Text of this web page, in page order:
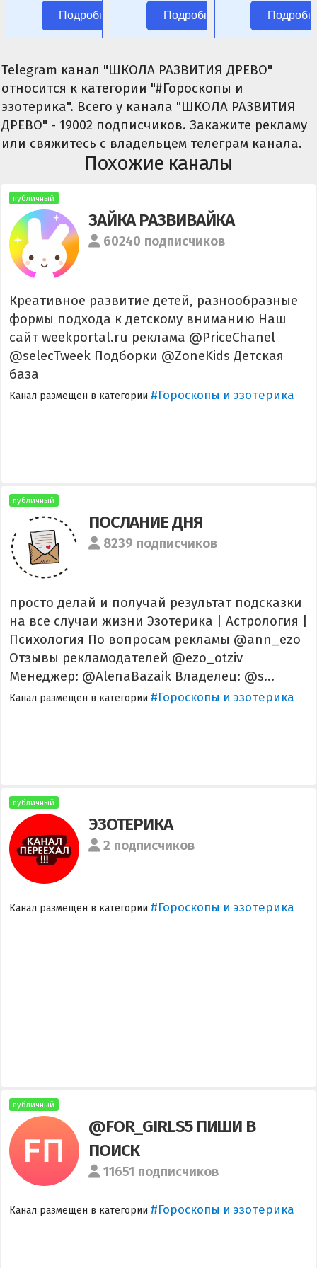
аниме без
цензуры.
Подробнее
ролевых
сценариев.
Подробнее
цензуры.
Telegram канал "ШКОЛА РАЗВИТИЯ ДРЕВО"
относится к категории "#Гороскопы и
эзотерика". Всего у канала "ШКОЛА РАЗВИТИЯ
ДРЕВО" - 19002 подписчиков. Закажите рекламу
или свяжитесь с владельцем телеграм канала.
Похожие каналы
публичный
ЗАЙКА РАЗВИВАЙКА
60240 подписчиков
Креативное развитие детей, разнообразные
формы подхода к детскому вниманию Наш
сайт weekportal.ru реклама @PriceChanel
@selecTweek Подборки @ZoneKids Детская
база
Канал размещен в категории #Гороскопы и эзотерика
публичный
ПОСЛАНИЕ ДНЯ
8239 подписчиков
просто делай и получай результат подсказки
на все случаи жизни Эзотерика | Астрология |
Психология По вопросам рекламы @ann_ezo
Отзывы рекламодателей @ezo_otziv
Менеджер: @AlenaBazaik Владелец: @s...
Канал размещен в категории #Гороскопы и эзотерика
публичный
ЭЗОТЕРИКА
2 подписчиков
Канал размещен в категории #Гороскопы и эзотерика
публичный
@FOR_GIRLS5 ПИШИ В
ПОИСК
11651 подписчиков
Канал размещен в категории #Гороскопы и эзотерика